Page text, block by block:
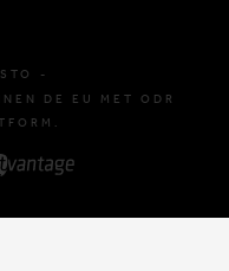
-
DE EU MET ODR